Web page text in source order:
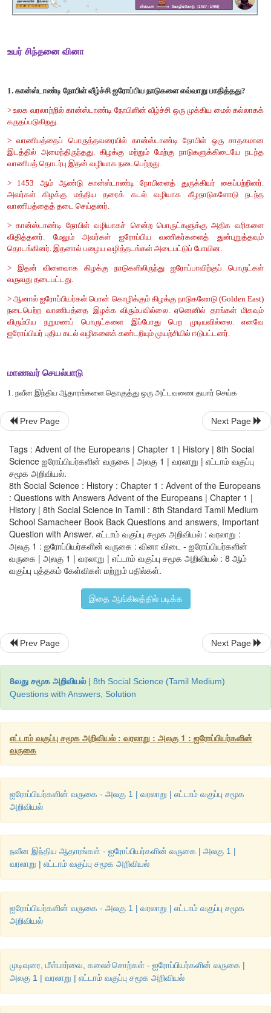
தோற்கடித்தார்.
மையம் அமைக்க அனுமதித்தார்.
> 1615ம் ஆண்டு ஜஹாங்கீர் அவைக்கு வந்த சர்தாமஸ் ரோ
ஆக்ராவில் தங்கி, இறுதியில் ஜஹாங்கீர் அனுமதியுடன்
புரோச் முதலிய இடங்களில் வணிக மையங்களை நிறுவினார்.
> குறிப்பாக ஆங்கிலேயர்கள் தங்களது முதல் வணிக
> 1639ல் பிரான்சிஸ்டே என்ற ஆங்கில வணிகர், சந்திரகிரி
நாயக்கரிடமிருந்து மெட்ராசை குத்தகைக்கு பெற்றார்.
கம்பெனி புனித ஜார்ஜ் கோட்டை என்ற புகழ்பெற்ற வணிக மையத்தை
> இங்கிலாந்து மன்னர் இரண்டாம் சார்லஸ், போர்ச்சுகீசிய
சீதனமாக பம்பாய் தீவை பெற்றார். பின்னர் இத்தீவை
பவுண்டுகள் கொடுத்து வாங்கியது.
வரைபட திறன்
1. இந்திய ஆறுகள் வரைபடத்தில் கீழ்க்கண்ட ஐரோப்பிய
குறித்து காட்டுக
1.கள்ளிக்கோட்டை
3. மெட்ராஸ்
4. பாண்டிச்சேரி
5. சூரத்
6. சின்சுரா
7. பழவேற்காடு
Prev Page Next Page
Tags : Advent of the Europeans | Chapter 1 | History | 8th Social
Science ஐரோப்பியர்களின் வருகை | அலகு 1 | வரலாறு | எட்டாம் வகுப்பு
சமூக அறிவியல்.
8th Social Science : History : Chapter 1 : Advent of the Europeans
: Questions with Answers Advent of the Europeans | Chapter 1 |
History | 8th Social Science in Tamil : 8th Standard Tamil Medium
School Samacheer Book Back Questions and answers, Important
Question with Answer. எட்டாம் வகுப்பு சமூக அறிவியல் : வரலாறு :
அலகு 1 : ஐரோப்பியர்களின் வருகை : வினா விடை - ஐரோப்பியர்களின்
வருகை | அலகு 1 | வரலாறு | எட்டாம் வகுப்பு சமூக அறிவியல் : 8 ஆம்
வகுப்பு புத்தகம் கேள்விகள் மற்றும் பதில்கள்.
இதை ஆங்கிலத்தில் படிக்க
Prev Page Next Page
8வது சமூக அறிவியல் | 8th Social Science (Tamil Medium)
Questions with Answers, Solution
எட்டாம் வகுப்பு சமூக அறிவியல் : வரலாறு : அலகு 1 : ஐரோப்பியர்களின்
வருகை
ஐரோப்பியர்களின் வருகை - அலகு 1 | வரலாறு | எட்டாம் வகுப்பு சமூக
அறிவியல்
நவீன இந்திய ஆதாரங்கள் - ஐரோப்பியர்களின் வருகை | அலகு 1 |
வரலாறு | எட்டாம் வகுப்பு சமூக அறிவியல்
ஐரோப்பியர்களின் வருகை - அலகு 1 | வரலாறு | எட்டாம் வகுப்பு சமூக
அறிவியல்
முடிவுரை, மீள்பார்வை, கலைச்சொற்கள் - ஐரோப்பியர்களின் வருகை |
அலகு 1 | வரலாறு | எட்டாம் வகுப்பு சமூக அறிவியல்